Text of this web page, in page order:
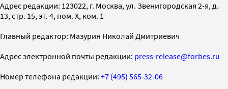
Адрес редакции: 123022, г. Москва, ул. Звенигородская 2-я, д.
13, стр. 15, эт. 4, пом. X, ком. 1
Главный редактор: Мазурин Николай Дмитриевич
Адрес электронной почты редакции: press-release@forbes.ru
Номер телефона редакции: +7 (495) 565-32-06